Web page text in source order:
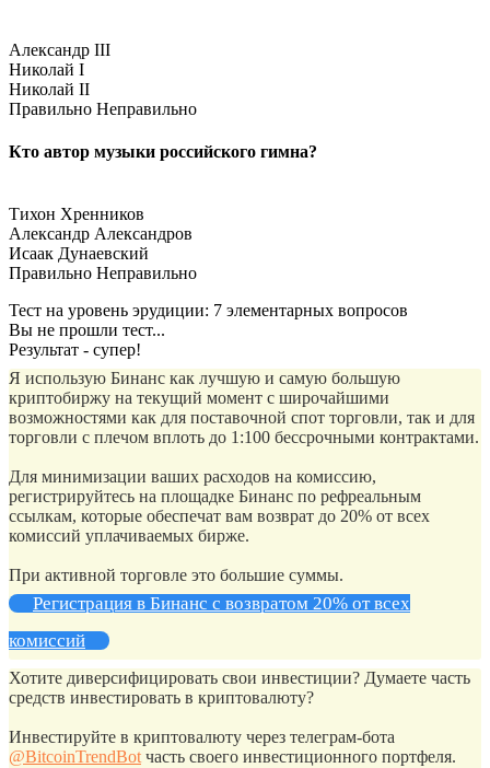
Александр III
Николай I
Николай II
Правильно Неправильно
Кто автор музыки российского гимна?
Тихон Хренников
Александр Александров
Исаак Дунаевский
Правильно Неправильно
Тест на уровень эрудиции: 7 элементарных вопросов
Вы не прошли тест...
Результат - супер!
Я использую Бинанс как лучшую и самую большую
криптобиржу на текущий момент с широчайшими
возможностями как для поставочной спот торговли, так и для
торговли с плечом вплоть до 1:100 бессрочными контрактами.
Для минимизации ваших расходов на комиссию,
регистрируйтесь на площадке Бинанс по рефреальным
ссылкам, которые обеспечат вам возврат до 20% от всех
комиссий уплачиваемых бирже.
При активной торговле это большие суммы.
Регистрация в Бинанс с возвратом 20% от всех
комиссий
Хотите диверсифицировать свои инвестиции? Думаете часть
средств инвестировать в криптовалюту?
Инвестируйте в криптовалюту через телеграм-бота
@BitcoinTrendBot часть своего инвестиционного портфеля.